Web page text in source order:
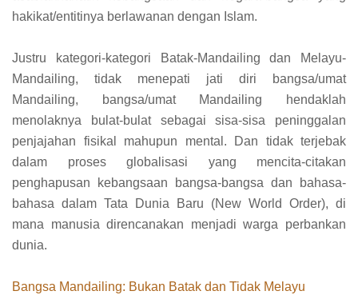
hakikat/entitinya berlawanan dengan Islam.
Justru kategori-kategori Batak-Mandailing dan Melayu-
Mandailing, tidak menepati jati diri bangsa/umat
Mandailing, bangsa/umat Mandailing hendaklah
menolaknya bulat-bulat sebagai sisa-sisa peninggalan
penjajahan fisikal mahupun mental. Dan tidak terjebak
dalam proses globalisasi yang mencita-citakan
penghapusan kebangsaan bangsa-bangsa dan bahasa-
bahasa dalam Tata Dunia Baru (New World Order), di
mana manusia direncanakan menjadi warga perbankan
dunia.
Bangsa Mandailing: Bukan Batak dan Tidak Melayu